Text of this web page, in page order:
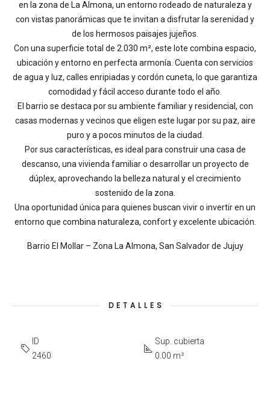
en la zona de La Almona, un entorno rodeado de naturaleza y
con vistas panorámicas que te invitan a disfrutar la serenidad y
de los hermosos paisajes jujeños.
Con una superficie total de 2.030 m², este lote combina espacio,
ubicación y entorno en perfecta armonía. Cuenta con servicios
de agua y luz, calles enripiadas y cordón cuneta, lo que garantiza
comodidad y fácil acceso durante todo el año.
El barrio se destaca por su ambiente familiar y residencial, con
casas modernas y vecinos que eligen este lugar por su paz, aire
puro y a pocos minutos de la ciudad.
Por sus características, es ideal para construir una casa de
descanso, una vivienda familiar o desarrollar un proyecto de
dúplex, aprovechando la belleza natural y el crecimiento
sostenido de la zona.
Una oportunidad única para quienes buscan vivir o invertir en un
entorno que combina naturaleza, confort y excelente ubicación.
Barrio El Mollar – Zona La Almona, San Salvador de Jujuy
DETALLES
ID
2460
Sup. cubierta
0.00 m²